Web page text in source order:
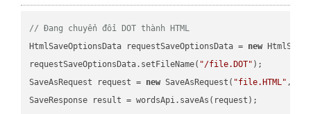
// Đang chuyển đổi DOT thành HTML
HtmlSaveOptionsData requestSaveOptionsData = new
requestSaveOptionsData.setFileName( "/file.DOT" );
SaveAsRequest request = new SaveAsRequest( "file.HTML"
SaveResponse result = wordsApi.saveAs(request);